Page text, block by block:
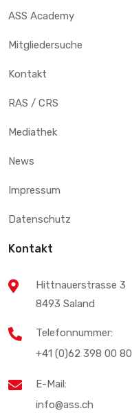
ASS Academy
Mitgliedersuche
Kontakt
RAS / CRS
Mediathek
News
Impressum
Datenschutz
Kontakt
Hittnauerstrasse 3
8493 Saland
Telefonnummer:
+41 (0)62 398 00 80
E-Mail:
info@ass.ch